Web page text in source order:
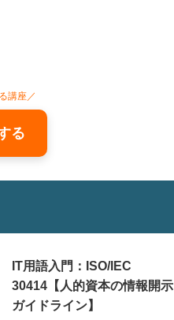
講座／
る
IT用語入門：ISO/IEC
30414【人的資本の情報開示
ガイドライン】